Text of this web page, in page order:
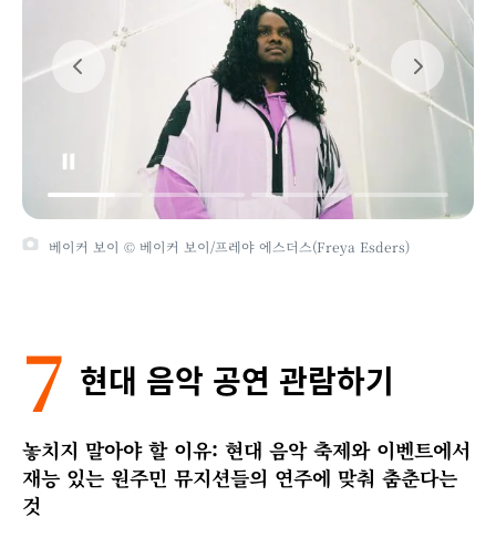
베이커 보이 © 베이커 보이/프레야 에스더스(Freya Esders)
7 현대 음악 공연 관람하기
놓치지 말아야 할 이유: 현대 음악 축제와 이벤트에서
재능 있는 원주민 뮤지션들의 연주에 맞춰 춤춘다는
것